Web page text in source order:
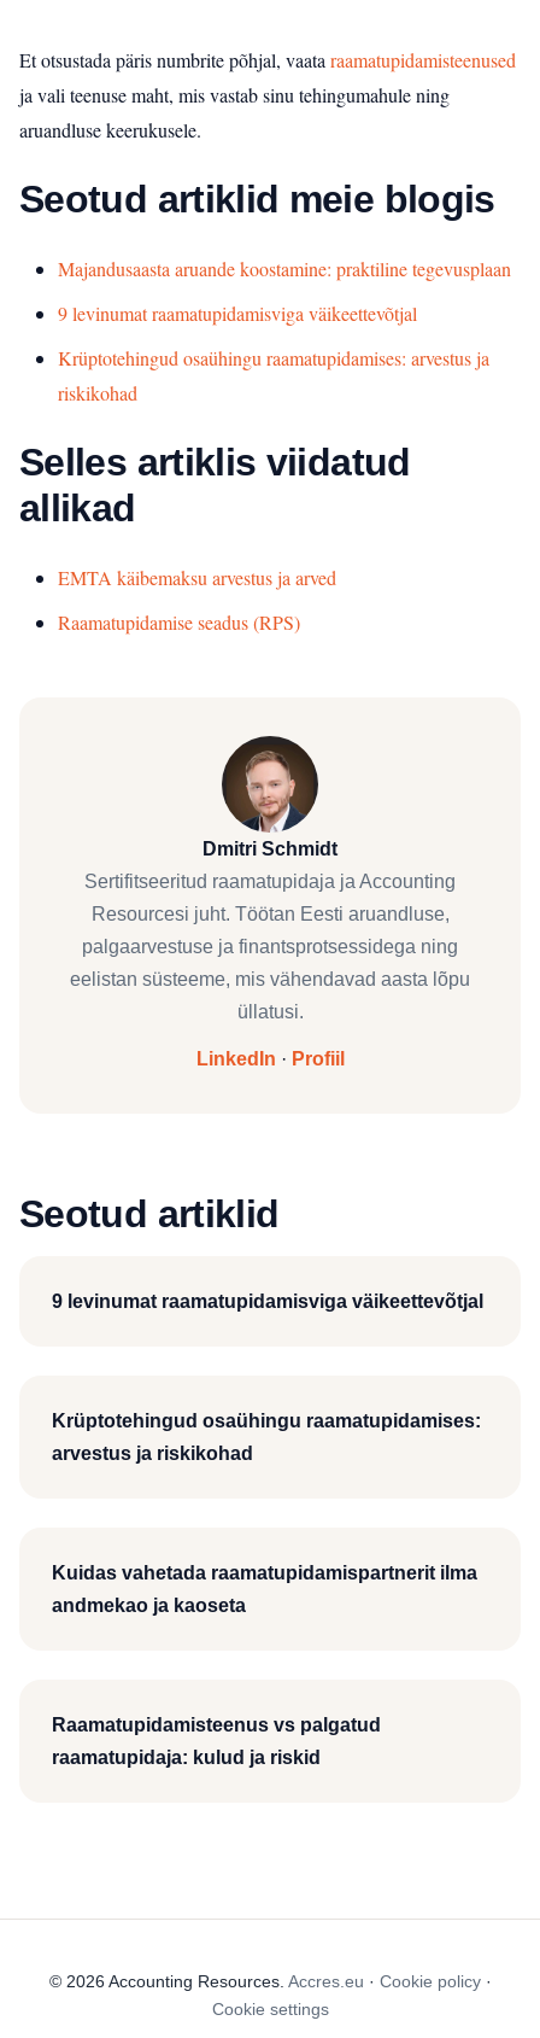
Et otsustada päris numbrite põhjal, vaata raamatupidamisteenused
ja vali teenuse maht, mis vastab sinu tehingumahule ning
aruandluse keerukusele.
Seotud artiklid meie blogis
Majandusaasta aruande koostamine: praktiline tegevusplaan
9 levinumat raamatupidamisviga väikeettevõtjal
Krüptotehingud osaühingu raamatupidamises: arvestus ja
riskikohad
Selles artiklis viidatud
allikad
EMTA käibemaksu arvestus ja arved
Raamatupidamise seadus (RPS)
Dmitri Schmidt
Sertifitseeritud raamatupidaja ja Accounting
Resourcesi juht. Töötan Eesti aruandluse,
palgaarvestuse ja finantsprotsessidega ning
eelistan süsteeme, mis vähendavad aasta lõpu
üllatusi.
LinkedIn · Profiil
Seotud artiklid
9 levinumat raamatupidamisviga väikeettevõtjal
Krüptotehingud osaühingu raamatupidamises:
arvestus ja riskikohad
Kuidas vahetada raamatupidamispartnerit ilma
andmekao ja kaoseta
Raamatupidamisteenus vs palgatud
raamatupidaja: kulud ja riskid
© 2026 Accounting Resources. Accres.eu · Cookie policy·
Cookie settings